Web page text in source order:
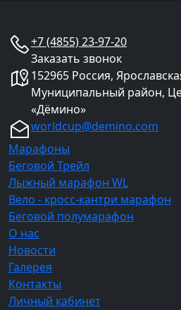
+7 (4855) 23-97-20
Заказать звонок
152965 Россия,
Муниципальный район,
«Дёмино»
worldcup@demino.com
Марафоны
Беговой Трейл
Лыжный марафон WL
Вело - кросс-кантри марафон
Беговой полумарафон
О нас
Новости
Галерея
Контакты
Личный кабинет